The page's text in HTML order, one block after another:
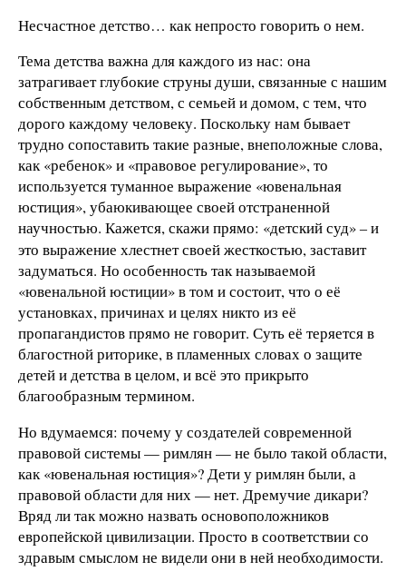
Несчастное детство… как непросто говорить о нем.
Тема детства важна для каждого из нас: она
затрагивает глубокие струны души, связанные с нашим
собственным детством, с семьей и домом, с тем, что
дорого каждому человеку. Поскольку нам бывает
трудно сопоставить такие разные, внеположные слова,
как «ребенок» и «правовое регулирование», то
используется туманное выражение «ювенальная
юстиция», убаюкивающее своей отстраненной
научностью. Кажется, скажи прямо: «детский суд» – и
это выражение хлестнет своей жесткостью, заставит
задуматься. Но особенность так называемой
«ювенальной юстиции» в том и состоит, что о её
установках, причинах и целях никто из её
пропагандистов прямо не говорит. Суть её теряется в
благостной риторике, в пламенных словах о защите
детей и детства в целом, и всё это прикрыто
благообразным термином.
Но вдумаемся: почему у создателей современной
правовой системы — римлян — не было такой области,
как «ювенальная юстиция»? Дети у римлян были, а
правовой области для них — нет. Дремучие дикари?
Вряд ли так можно назвать основоположников
европейской цивилизации. Просто в соответствии со
здравым смыслом не видели они в ней необходимости.